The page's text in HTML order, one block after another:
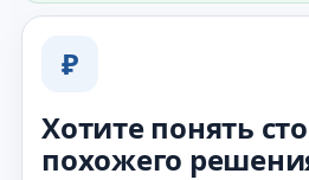
₽
Хотите понять
похожего